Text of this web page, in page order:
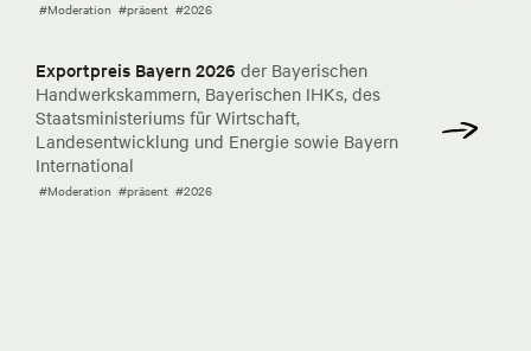
#Moderation #präsent #2026
Exportpreis Bayern 2026 der Bayerischen
Handwerkskammern, Bayerischen IHKs, des
Staatsministeriums für Wirtschaft,
Landesentwicklung und Energie sowie Bayern
International
#Moderation #präsent #2026